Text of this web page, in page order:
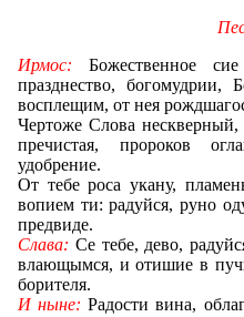
Ирмос: Божественное
празднество, богомудрии,
восплещим, от нея
Чертоже Слова
пречистая, пророков
удобрение.
От тебе роса укану,
вопием ти: радуйся, руно
предвиде.
Слава: Се тебе, дево,
влающымся, и отишие в
борителя.
И ныне: Радости вина,